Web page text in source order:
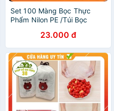
Set 100 Màng Bọc Thực
Phẩm Nilon PE /Túi Bọc
Túi Hình Gấu23.000 đ